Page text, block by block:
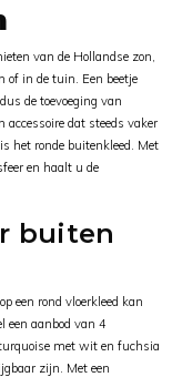
van de Hollandse zon,
of in de tuin. Een beetje
de toevoeging van
accessoire dat steeds vaker
het ronde buitenkleed. Met
en haalt u de
buiten
een rond vloerkleed kan
een aanbod van 4
met wit en fuchsia
zijn. Met een